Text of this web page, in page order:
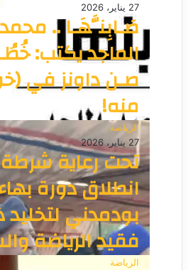
27 يناير، 2026
صَـابِنَّهَـا ..
الماجد يكتب:
صـن داونز في
منه!
الرياضة
27 يناير، 2026
تحت رعاية شرطة
انطلاق دورة
بودمدني
فقيد الرياضة
الرياضة